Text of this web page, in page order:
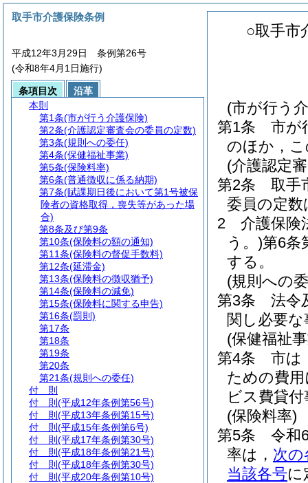
○取手市
(市が行う
第1条
市が
のほか，
(介護認定
第2条
取手
委員の定
2
介護保険
う。)第6条
する。
(規則への
第3条
法令
関し必要
(保健福祉
第4条
市は
ための費
ビス費貸
(保険料率)
第5条
令和
率は， 次の
当該各号に
取手市介護保険条例
平成12年3月29日 条例第26号
(令和8年4月1日施行)
条項目次
沿革
本則
第1条(市が行う介護保険)
第2条(介護認定審査会の委員の定数)
第3条(規則への委任)
第4条(保健福祉事業)
第5条(保険料率)
第6条(普通徴収に係る納期)
第7条(賦課期日後において第1号被保
険者の資格取得，喪失等があった場
合)
第8条及び第9条
第10条(保険料の額の通知)
第11条(保険料の督促手数料)
第12条(延滞金)
第13条(保険料の徴収猶予)
第14条(保険料の減免)
第15条(保険料に関する申告)
第16条(罰則)
第17条
第18条
第19条
第20条
第21条(規則への委任)
付 則
付 則 (平成12年条例第56号)
付 則 (平成13年条例第15号)
付 則 (平成15年条例第6号)
付 則 (平成17年条例第30号)
付 則 (平成18年条例第21号)
付 則 (平成18年条例第30号)
付 則 (平成20年条例第10号)